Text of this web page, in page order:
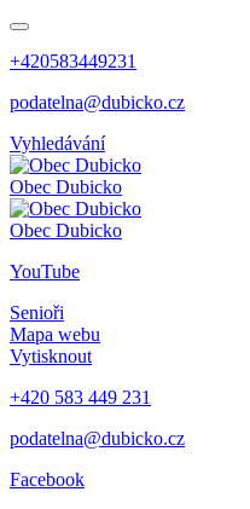
+420583449231
podatelna@dubicko.cz
Vyhledávání
Obec Dubicko
Obec Dubicko
YouTube
Senioři
Mapa webu
Vytisknout
+420 583 449 231
podatelna@dubicko.cz
Facebook